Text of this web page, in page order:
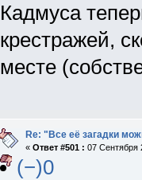
Кадмуса
крестражей,
месте
Re: "Все её загадки
« Ответ #501 : 07 Сентября
(−)0